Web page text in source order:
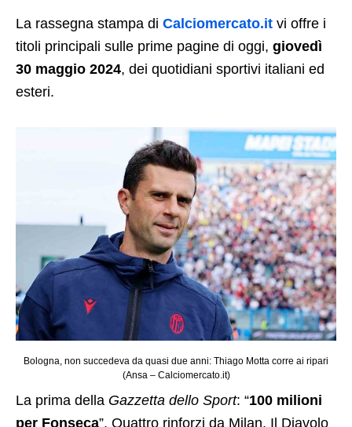
La rassegna stampa di Calciomercato.it vi offre i
titoli principali sulle prime pagine di oggi, giovedì
30 maggio 2024, dei quotidiani sportivi italiani ed
esteri.
Bologna, non succedeva da quasi due anni: Thiago Motta corre ai ripari
(Ansa – Calciomercato.it)
La prima della Gazzetta dello Sport: “100 milioni
per Fonseca”. Quattro rinforzi da Milan. Il Diavolo